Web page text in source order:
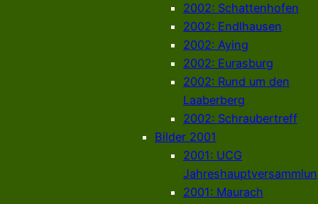
2002: Schattenhofen
2002: Endlhausen
2002: Aying
2002: Eurasburg
2002: Rund um den
Laaberberg
2002: Schraubertreff
Bilder 2001
2001: UCG
2001: Maurach